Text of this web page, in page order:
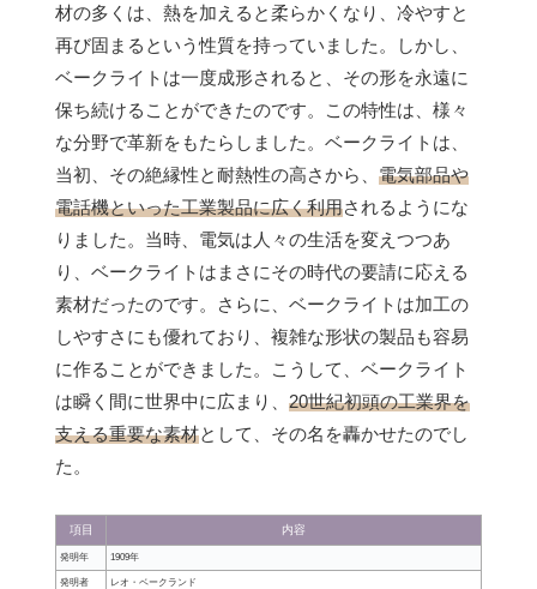
材の多くは、熱を加えると柔らかくなり、冷やすと
再び固まるという性質を持っていました。しかし、
ベークライトは一度成形されると、その形を永遠に
保ち続けることができたのです。この特性は、様々
な分野で革新をもたらしました。ベークライトは、
当初、その絶縁性と耐熱性の高さから、 電気部品や
電話機といった工業製品に広く利用されるようにな
りました。当時、電気は人々の生活を変えつつあ
り、ベークライトはまさにその時代の要請に応える
素材だったのです。さらに、ベークライトは加工の
しやすさにも優れており、複雑な形状の製品も容易
に作ることができました。こうして、ベークライト
は瞬く間に世界中に広まり、 20世紀初頭の工業界を
支える重要な素材として、その名を轟かせたのでし
た。
項目 内容
発明年 1909年
発明者 レオ・ベークランド